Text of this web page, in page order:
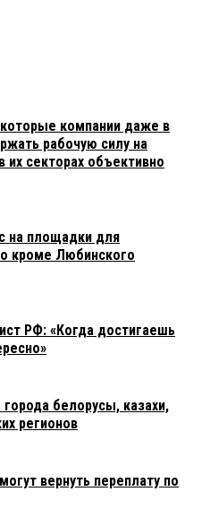
компании даже в
рабочую силу на
их секторах объективно
на площадки для
кроме Любинского
РФ: «Когда достигаешь
белорусы, казахи,
регионов
вернуть переплату по